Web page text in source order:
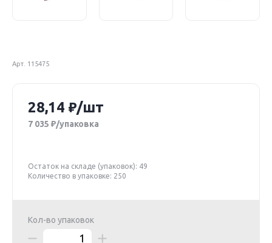
Арт. 115475
28,14 /шт
7 035 /упаковка
Остаток на складе (упаковок): 49
Количество в упаковке: 250
Кол-во упаковок